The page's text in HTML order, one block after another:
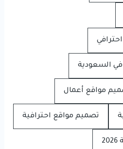
في السعودية
مواقع أعمال
تصميم مواقع احترافية